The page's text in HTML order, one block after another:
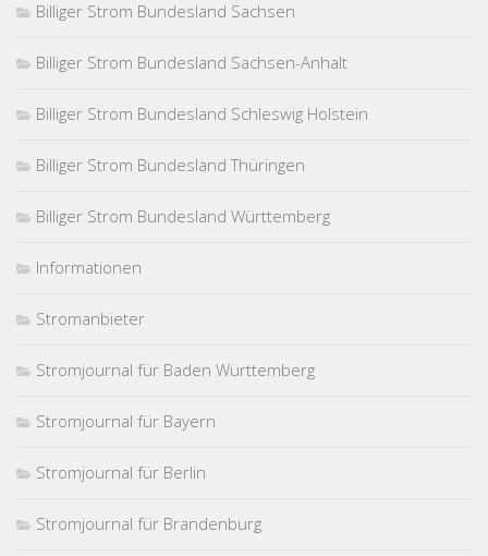
Billiger Strom Bundesland Sachsen
Billiger Strom Bundesland Sachsen-Anhalt
Billiger Strom Bundesland Schleswig Holstein
Billiger Strom Bundesland Thüringen
Billiger Strom Bundesland Württemberg
Informationen
Stromanbieter
Stromjournal für Baden Württemberg
Stromjournal für Bayern
Stromjournal für Berlin
Stromjournal für Brandenburg